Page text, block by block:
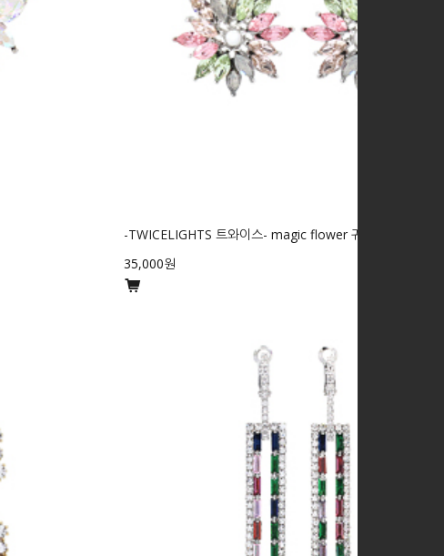
-TWICELIGHTS 트와이스- magic flower 귀걸이
35,000원